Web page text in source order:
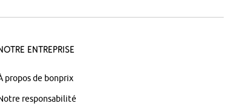
Entreprise
propos de bonprix
responsabilité